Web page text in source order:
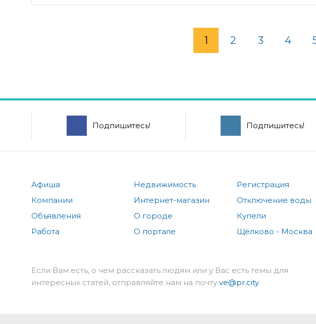
1 2 3 4
Подпишитесь! Подпишитесь!
Афиша
Компании
Объявления
Работа
Недвижимость
Интернет-магазин
О городе
О портале
Регистрация
Отключение воды
Купели
Щёлково - Москва
Если Вам есть, о чем рассказать людям или у Вас есть темы для
интересных статей, отправляйте нам на почту ve@pr.city